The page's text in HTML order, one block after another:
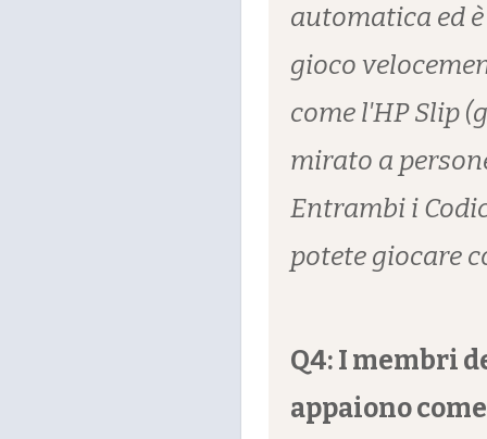
automatica ed
gioco
come l'HP Slip
mirato a
Entrambi i
potete giocare
Q4: I membri
appaiono